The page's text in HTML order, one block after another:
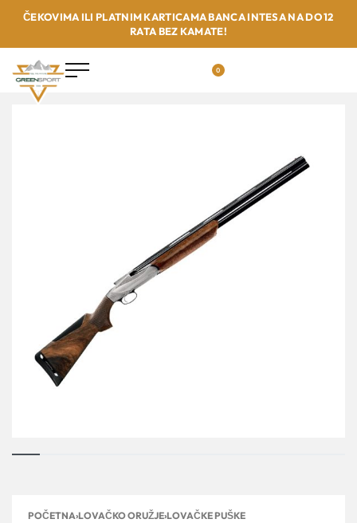
ČEKOVIMA ILI PLATNIM KARTICAMA BANCA INTESA NA DO 12
RATA BEZ KAMATE!
0
POČETNA›LOVAČKO ORUŽJE›LOVAČKE PUŠKE